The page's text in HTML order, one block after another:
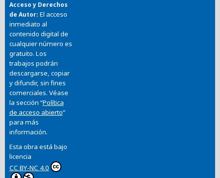
Acceso y Derechos
de Autor El acceso
inmediato al
contenido digital de
cualquier número es
gratuito. Los
trabajos podrán
descargarse, copiar
y difundir, sin fines
comerciales. Véase
la sección “Política
de acceso abierto”
para más
información.
Esta obra está bajo
licencia
CC BY-NC 4.0